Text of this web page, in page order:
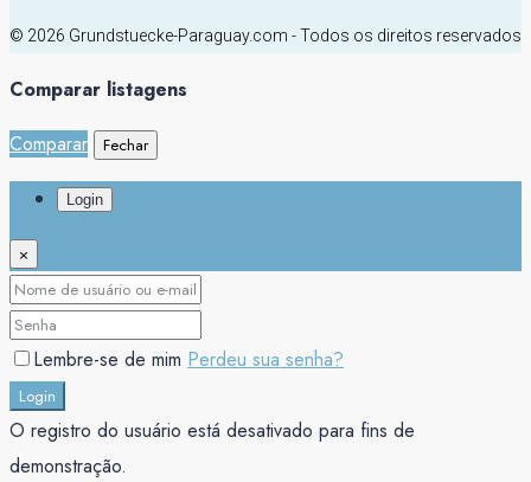
© 2026 Grundstuecke-Paraguay.com - Todos os direitos reservados
Comparar listagens
Comparar
Fechar
Login
×
Lembre-se de mim Perdeu sua senha?
Login
O registro do usuário está desativado para fins de
demonstração.